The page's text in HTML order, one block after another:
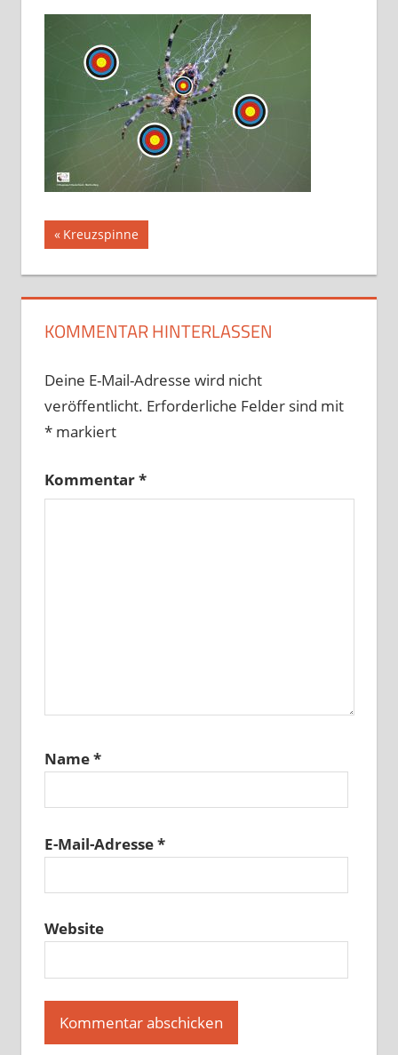
Beitragsnavigation
Vorheriger
Kreuzspinne
KOMMENTAR HINTERLASSEN
Deine E-Mail-Adresse wird nicht
veröffentlicht. Erforderliche Felder sind mit
*markiert
Kommentar*
Name*
E-Mail-Adresse*
Website